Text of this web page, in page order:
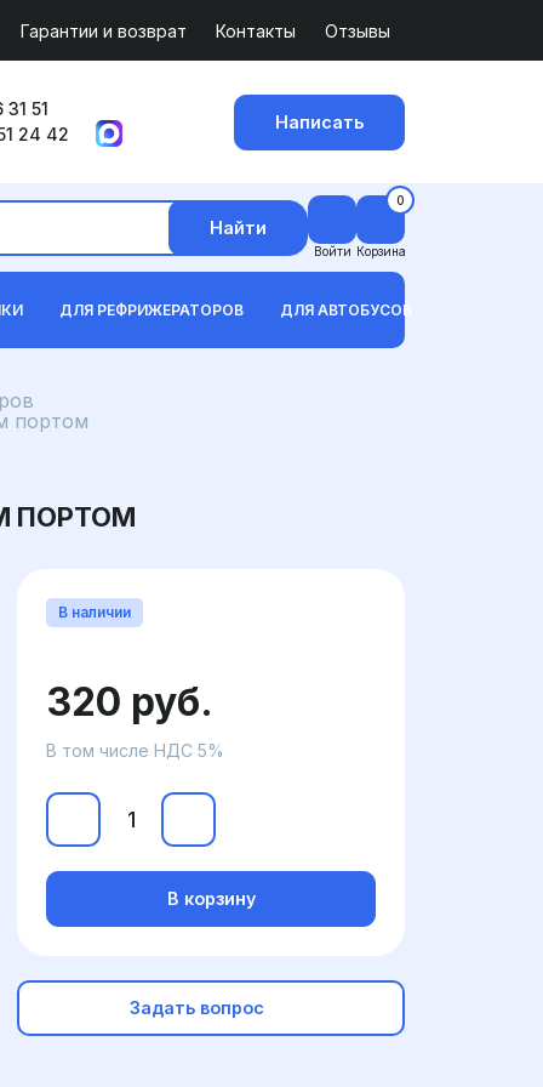
Гарантии и возврат Контакты Отзывы
51
24 42
Написать
Найти
Войти
0
Корзина
ДЛЯ РЕФРИЖЕРАТОРОВ ДЛЯ АВТОБУСОВ
портом
ПОРТОМ
В наличии
320 руб.
В том числе НДС 5%
В корзину
Задать вопрос